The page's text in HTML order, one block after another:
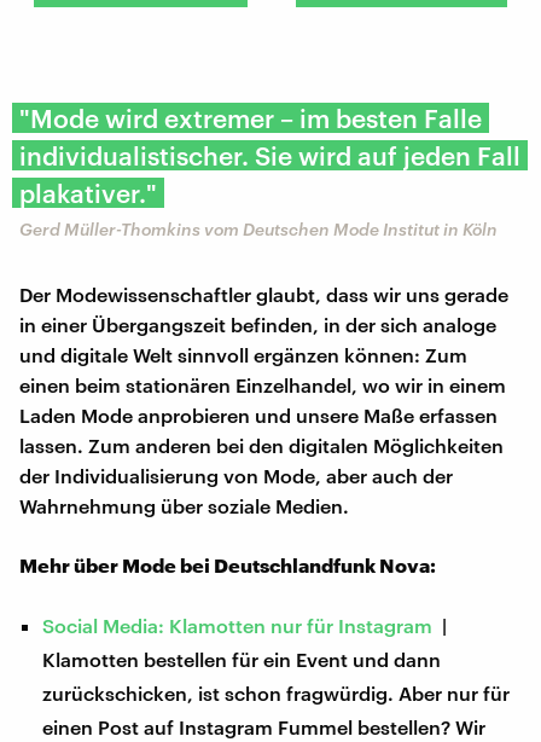
"Mode wird extremer – im besten Falle
individualistischer. Sie wird auf jeden Fall
plakativer."
Gerd Müller-Thomkins vom Deutschen Mode Institut in Köln
Der Modewissenschaftler glaubt, dass wir uns gerade
in einer Übergangszeit befinden, in der sich analoge
und digitale Welt sinnvoll ergänzen können: Zum
einen beim stationären Einzelhandel, wo wir in einem
Laden Mode anprobieren und unsere Maße erfassen
lassen. Zum anderen bei den digitalen Möglichkeiten
der Individualisierung von Mode, aber auch der
Wahrnehmung über soziale Medien.
Mehr über Mode bei Deutschlandfunk Nova:
Social Media: Klamotten nur für Instagram |
Klamotten bestellen für ein Event und dann
zurückschicken, ist schon fragwürdig. Aber nur für
einen Post auf Instagram Fummel bestellen? Wir